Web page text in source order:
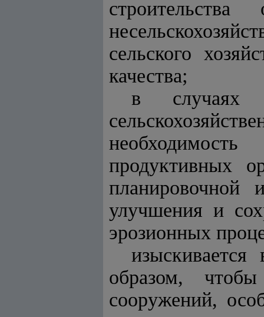
сельского
качества;
в случаях
продуктивных
планировочной
улучшения и
эрозионных
образом,
сооружений,